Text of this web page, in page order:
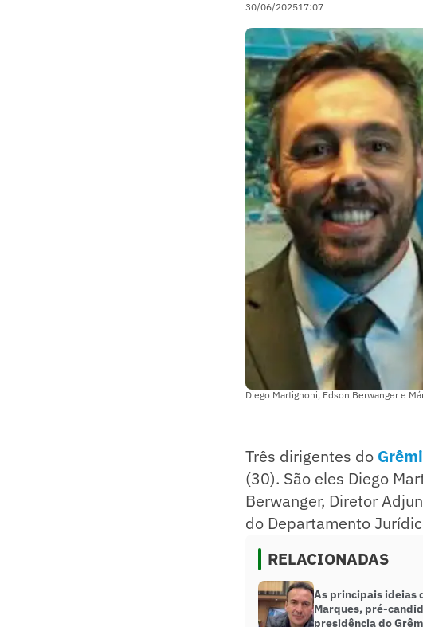
30/06/202517:07
Diego Martignoni, Edson Berwanger e
Três dirigentes do
(30). São eles Diego
Berwanger, Diretor
do Departamento
RELACIONADAS
As principais ideias
Marques, pré-
presidência do